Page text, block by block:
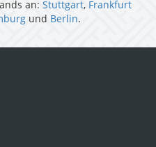
an: Stuttgart, Frankfurt
und Berlin.